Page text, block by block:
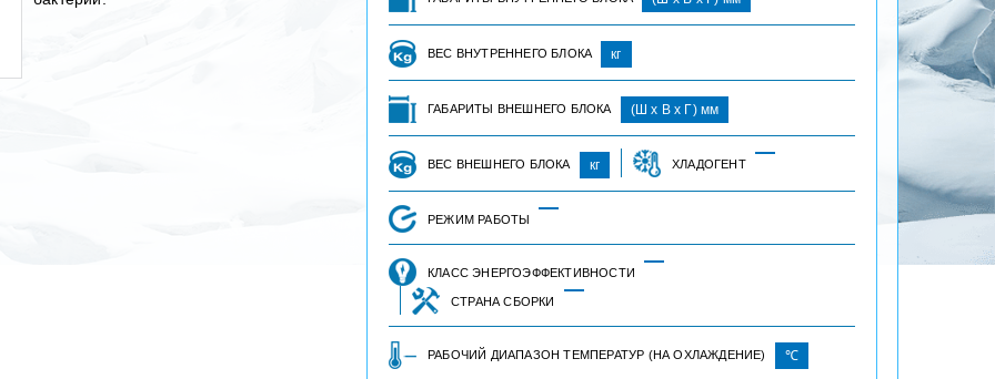
ВЕС ВНУТРЕННЕГО БЛОКА кг
ГАБАРИТЫ ВНЕШНЕГО БЛОКА (Ш х В х Г) мм
ВЕС ВНЕШНЕГО БЛОКА кг ХЛАДОГЕНТ
РЕЖИМ РАБОТЫ
КЛАСС ЭНЕРГОЭФФЕКТИВНОСТИ
СТРАНА СБОРКИ
РАБОЧИЙ ДИАПАЗОН ТЕМПЕРАТУР (НА ОХЛАЖДЕНИЕ) ℃